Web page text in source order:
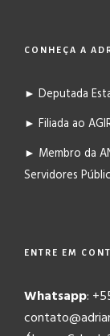
CONHEÇA A
► Deputada
► Filiada ao
► Membro da
Servidores
ENTRE EM
Whatsapp: